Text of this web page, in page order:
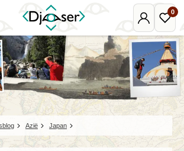
Mijn
Djoser
0
Azië Japan